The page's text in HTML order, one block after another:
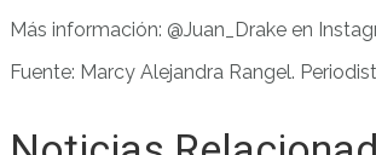
Más información: @Juan_Drake en
Fuente: Marcy Alejandra Rangel.